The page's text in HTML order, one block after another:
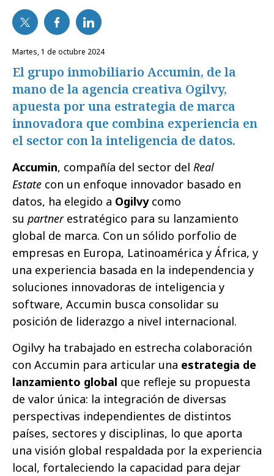
martes, 1 de octubre 2024
El grupo inmobiliario Accumin, de la
mano de la agencia creativa Ogilvy,
apuesta por una estrategia de marca
innovadora que combina experiencia en
el sector con la inteligencia de datos.
Accumin, compañía del sector del Real
Estate con un enfoque innovador basado en
datos, ha elegido a Ogilvycomo
su partnerestratégico para su lanzamiento
global de marca. Con un sólido porfolio de
empresas en Europa, Latinoamérica y África, y
una experiencia basada en la independencia y
soluciones innovadoras de inteligencia y
software, Accumin busca consolidar su
posición de liderazgo a nivel internacional.
Ogilvy ha trabajado en estrecha colaboración
con Accumin para articular una estrategia de
lanzamiento global que refleje su propuesta
de valor única: la integración de diversas
perspectivas independientes de distintos
países, sectores y disciplinas, lo que aporta
una visión global respaldada por la experiencia
local, fortaleciendo la capacidad para dejar